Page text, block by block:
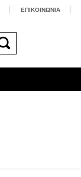
ΕΠΙΚΟΙΝΩΝΙΑ